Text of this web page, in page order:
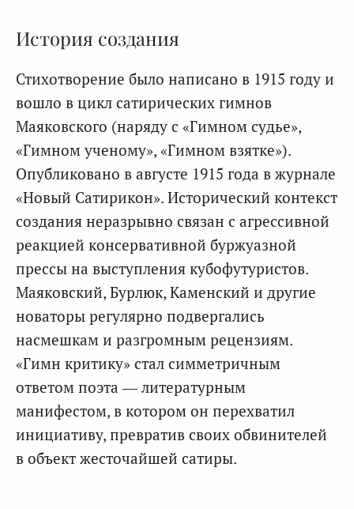
История создания
Стихотворение было написано в 1915 году и
вошло в цикл сатирических гимнов
Маяковского (наряду с «Гимном судье»,
«Гимном ученому», «Гимном взятке»).
Опубликовано в августе 1915 года в журнале
«Новый Сатирикон». Исторический контекст
создания неразрывно связан с агрессивной
реакцией консервативной буржуазной
прессы на выступления кубофутуристов.
Маяковский, Бурлюк, Каменский и другие
новаторы регулярно подвергались
насмешкам и разгромным рецензиям.
«Гимн критику» стал симметричным
ответом поэта — литературным
манифестом, в котором он перехватил
инициативу, превратив своих обвинителей
в объект жесточайшей сатиры.